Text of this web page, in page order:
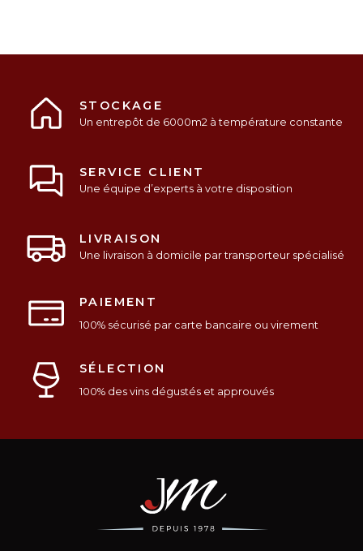
STOCKAGE
Un entrepôt de 6000m2 à température constante
SERVICE CLIENT
Une équipe d’experts à votre disposition
LIVRAISON
Une livraison à domicile par transporteur spécialisé
PAIEMENT
100% sécurisé par carte bancaire ou virement
SÉLECTION
100% des vins dégustés et approuvés